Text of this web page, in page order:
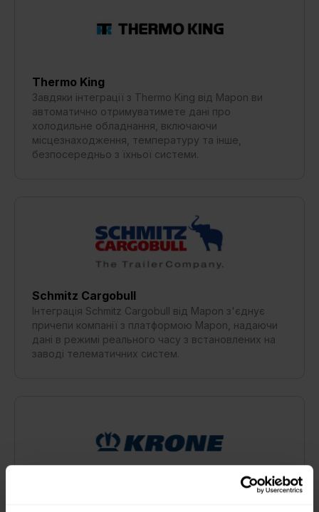
Thermo King
Завдяки інтеграції з Thermo King від Mapon ви
автоматично отримуватимете дані про
холодильне обладнання, включаючи
місцезнаходження, температуру та інше,
безпосередньо з їхньої системи.
Schmitz Cargobull
Інтеграція Schmitz Cargobull від Mapon з'єднує
причепи компанії з платформою Mapon, надаючи
дані в режимі реального часу з встановлених на
заводі телематичних систем.